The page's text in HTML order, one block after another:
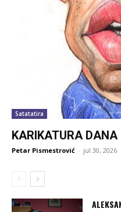
Satatatira
KARIKATURA DANA
Petar Pismestrović - jul 30, 2026